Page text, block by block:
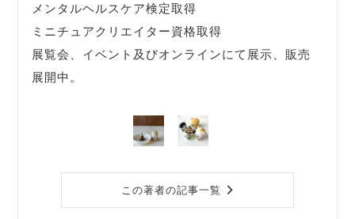
メンタルヘルスケア検定取得
ミニチュアクリエイター資格取得
展覧会、イベント及びオンラインにて展示、販売
展開中。
この著者の記事一覧